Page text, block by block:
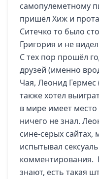
самопулеметному
пришёл Хиж и
Ситечко то было
Григория и не
С тех пор прошёл
друзей (именно
Чая, Леонид Гермес
также хотел
в мире имеет
ничего не знал.
сине-серых сайтах,
испытывал
комментирования.
знают, есть такая